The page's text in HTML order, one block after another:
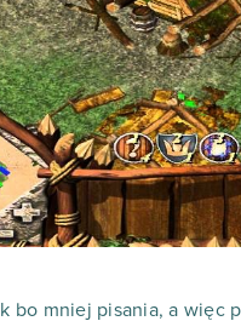
bo mniej pisania, a więc